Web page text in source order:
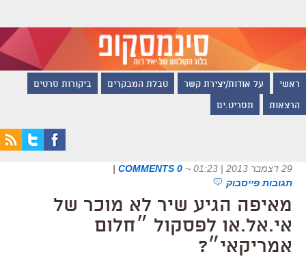
ראשי על אודות/יצירת קשר טבלת המבקרים ביקורות סרטים
הרצאות תסריט.ים
29 דצמבר 2013 | 01:23 ~
0 COMMENTS
|
תגובות פייסבוק
מאיפה הגיע שיר לא מוכר של
אי.אל.או לפסקול ״חלום
אמריקאי״?